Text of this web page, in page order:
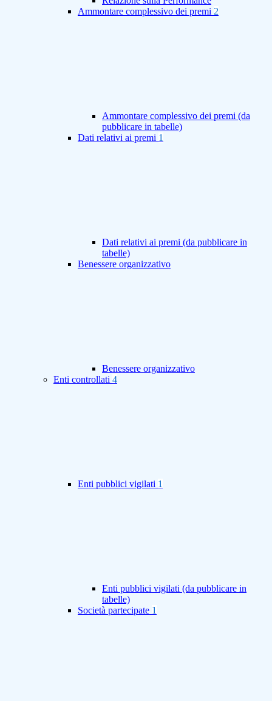
Ammontare complessivo dei premi 2
Ammontare complessivo dei premi (da
pubblicare in tabelle)
Dati relativi ai premi 1
Dati relativi ai premi (da pubblicare in
tabelle)
Benessere organizzativo
Benessere organizzativo
Enti controllati 4
Enti pubblici vigilati 1
Enti pubblici vigilati (da pubblicare in
tabelle)
Società partecipate 1